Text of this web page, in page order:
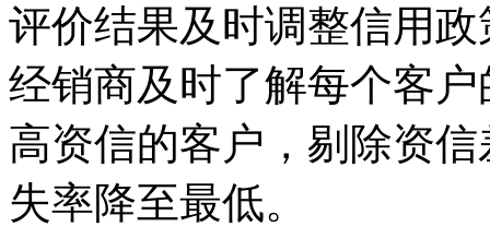
评价结果及时调整信用
经销商及时了解每个客
高资信的客户，剔除资
失率降至最低。